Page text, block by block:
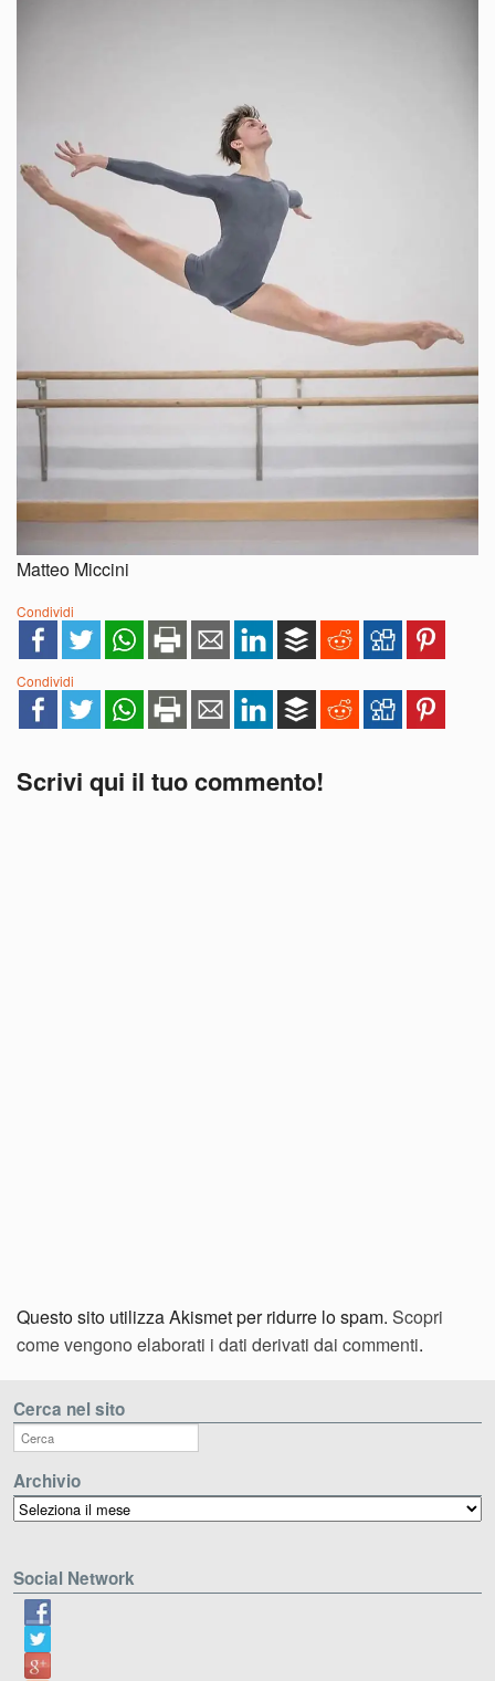
Matteo Miccini
Condividi
Condividi
Scrivi qui il tuo commento!
Questo sito utilizza Akismet per ridurre lo spam. Scopri
come vengono elaborati i dati derivati dai commenti.
Cerca nel sito
Archivio
Archivio
Social Network